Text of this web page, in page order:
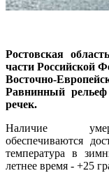
Ростовская
части Российской
Восточно-
Равнинный
речек.
Наличие
обеспечиваются
температура в
летнее время - +25